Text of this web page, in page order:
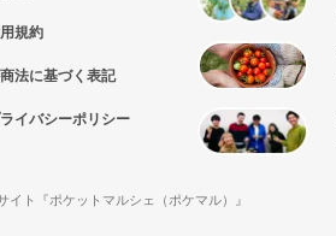
規約
法に基づく表記
イバシーポリシー
イト『ポケットマルシェ（ポケマル）』